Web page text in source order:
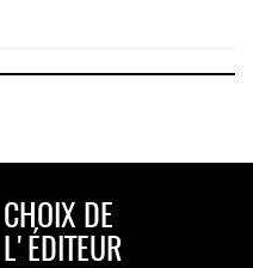
CHOIX DE
L'ÉDITEUR